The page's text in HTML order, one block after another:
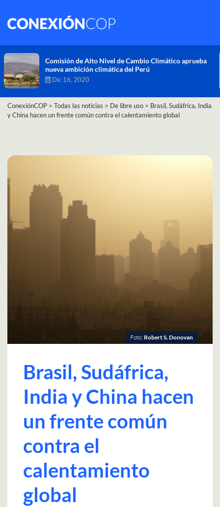
Comisión de Alto Nivel de Cambio Climático aprueba
nueva ambición climática del Perú
Dic 16, 2020
ConexiónCOP > Todas las noticias > De libre uso > Brasil, Sudáfrica, India
y China hacen un frente común contra el calentamiento global
Foto: Robert S. Donovan
Brasil, Sudáfrica,
India y China hacen
un frente común
contra el
calentamiento
global